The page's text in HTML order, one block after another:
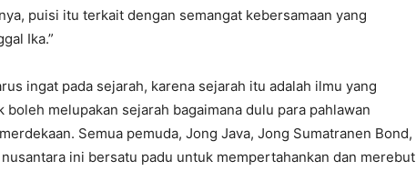
puisi itu terkait dengan semangat kebersamaan yang
Ika.”
ingat pada sejarah, karena sejarah itu adalah ilmu yang
melupakan sejarah bagaimana dulu para pahlawan
Semua pemuda, Jong Java, Jong Sumatranen Bond,
ini bersatu padu untuk mempertahankan dan merebut